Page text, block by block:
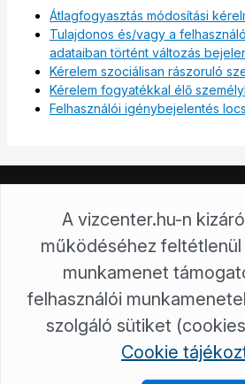
Átlagfogyasztás módosítási
Tulajdonos és/vagy a
adataiban történt változás
Kérelem szociálisan rászoruló
Kérelem fogyatékkal élő
Felhasználói igénybejelentés
3700 Kazincbarcika, Tardonai út 1.
3701 Kazincbarcika, Pf 117
+36/48 814 242
ugyfelszolgalat@ervzrt.hu
Északmagyarországi Regionális
fenntartva!
Töltse le VízCenter applikációnkat:
A vizcenter.hu-n
működéséhez
munkamenet
felhasználói
szolgáló sütiket
Cookie